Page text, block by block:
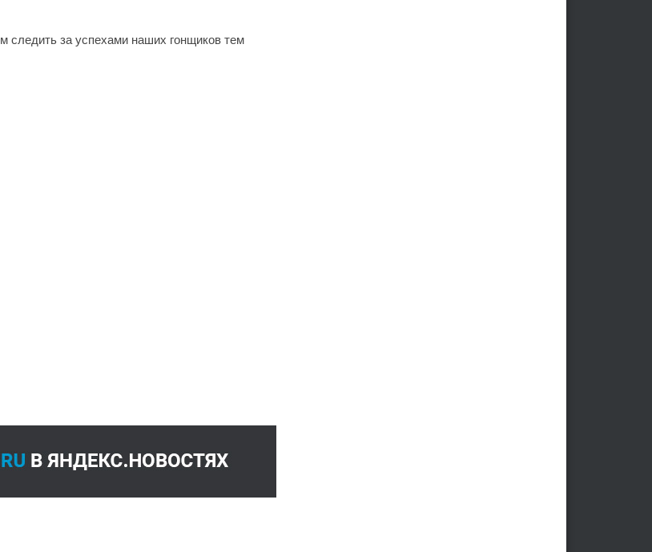
следить за успехами наших гонщиков тем